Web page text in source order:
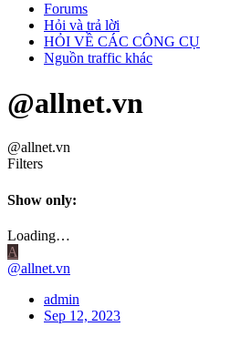
Forums
Hỏi và trả lời
HỎI VỀ CÁC CÔNG CỤ
Nguồn traffic khác
@allnet.vn
@allnet.vn
Filters
Show only:
Loading…
A
@allnet.vn
admin
Sep 12, 2023